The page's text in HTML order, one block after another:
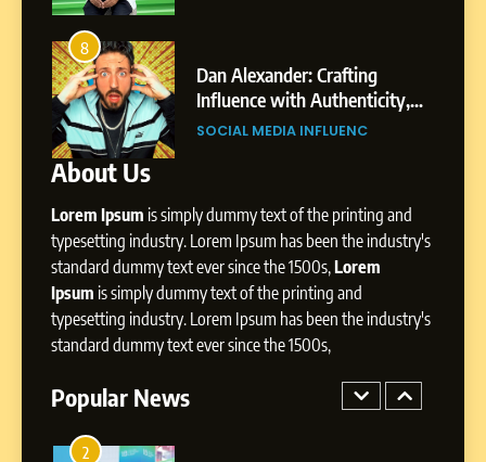
4
From Small Village to Dubai’s
Digital Landscape: The
Professional Rise of Rohit Patil
SOCIAL MEDIA MANAGER
About Us
Lorem Ipsum is simply dummy text of the printing and
typesetting industry. Lorem Ipsum has been the industry's
standard dummy text ever since the 1500s,Lorem
Ipsum is simply dummy text of the printing and
typesetting industry. Lorem Ipsum has been the industry's
standard dummy text ever since the 1500s,
Popular News
Influence with Authenticity,
Storytelling, and Strategic
Presence
SOCIAL MEDIA INFLUENC
1
Powered Instagram Growth
Platform for Creators,
Businesses & Brands
BUSINESS
Tejaswini Mishal: Career
Highlights, Education &
Professional Achievements
3